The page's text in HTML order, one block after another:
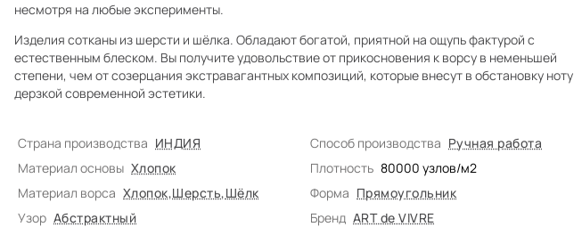
несмотря на любые эксперименты.
Изделия сотканы из шерсти и шёлка. Обладают богатой, приятной на ощупь фактурой с
естественным блеском. Вы получите удовольствие от прикосновения к ворсу в неменьшей
степени, чем от созерцания экстравагантных композиций, которые внесут в обстановку ноту
дерзкой современной эстетики.
Страна производства ИНДИЯ Способ производства Ручная работа
Материал основы Хлопок Плотность 80000 узлов/м2
Материал ворса Хлопок,Шерсть,Шёлк Форма Прямоугольник
Узор Абстрактный Бренд ART de VIVRE